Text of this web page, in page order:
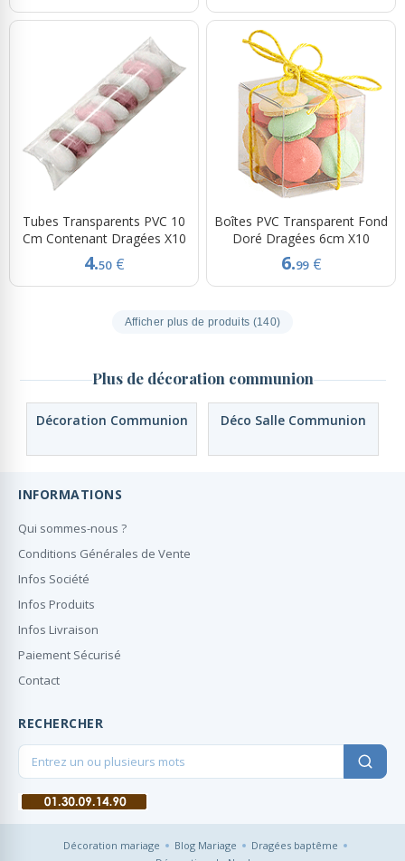
Tubes Transparents PVC 10
Cm Contenant Dragées X10
4.50 €
Boîtes PVC Transparent Fond
Doré Dragées 6cm X10
6.99 €
Afficher plus de produits (140)
Plus de décoration communion
Décoration Communion Déco Salle Communion
INFORMATIONS
Qui sommes-nous ?
Conditions Générales de Vente
Infos Société
Infos Produits
Infos Livraison
Paiement Sécurisé
Contact
RECHERCHER
Décoration mariage Blog Mariage
Dragées baptême